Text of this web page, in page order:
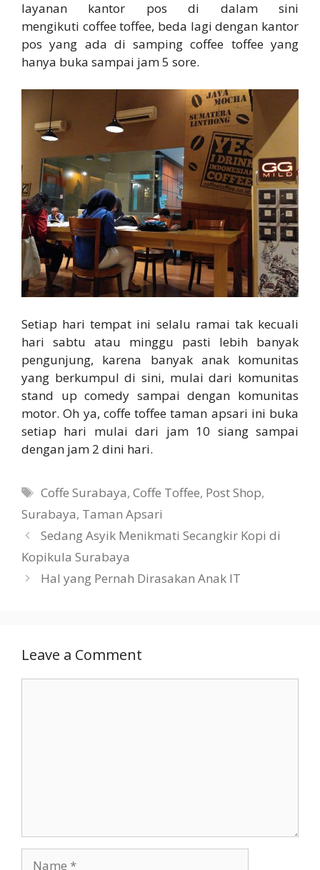
layanan kantor pos di dalam sini
mengikuti coffee toffee, beda lagi dengan kantor
pos yang ada di samping coffee toffee yang
hanya buka sampai jam 5 sore.
Setiap hari tempat ini selalu ramai tak kecuali
hari sabtu atau minggu pasti lebih banyak
pengunjung, karena banyak anak komunitas
yang berkumpul di sini, mulai dari komunitas
stand up comedy sampai dengan komunitas
motor. Oh ya, coffe toffee taman apsari ini buka
setiap hari mulai dari jam 10 siang sampai
dengan jam 2 dini hari.
Tags
Coffe Surabaya,Coffe Toffee, Post Shop,
Surabaya, Taman Apsari
Sedang Asyik Menikmati Secangkir Kopi di
Kopikula Surabaya
Hal yang Pernah Dirasakan Anak IT
Leave a Comment